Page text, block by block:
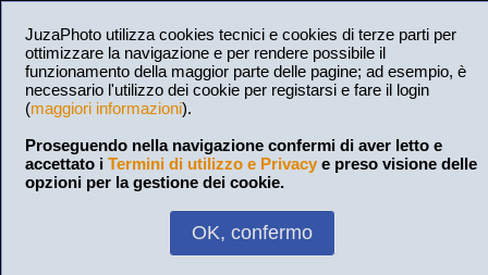
JuzaPhoto utilizza cookies tecnici e cookies di terze parti per
ottimizzare la navigazione e per rendere possibile il
funzionamento della maggior parte delle pagine; ad esempio, è
necessario l'utilizzo dei cookie per registarsi e fare il login
(maggiori informazioni).
Proseguendo nella navigazione confermi di aver letto e
accettato i Termini di utilizzo e Privacy e preso visione delle
opzioni per la gestione dei cookie.
OK, confermo